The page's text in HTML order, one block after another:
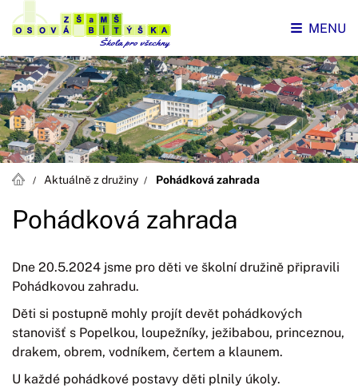
MENU
Aktuálně z družiny Pohádková zahrada
Pohádková zahrada
Dne 20.5.2024 jsme pro děti ve školní družině připravili
Pohádkovou zahradu.
Děti si postupně mohly projít devět pohádkových
stanovišť s Popelkou, loupežníky, ježibabou, princeznou,
drakem, obrem, vodníkem, čertem a klaunem.
U každé pohádkové postavy děti plnily úkoly.